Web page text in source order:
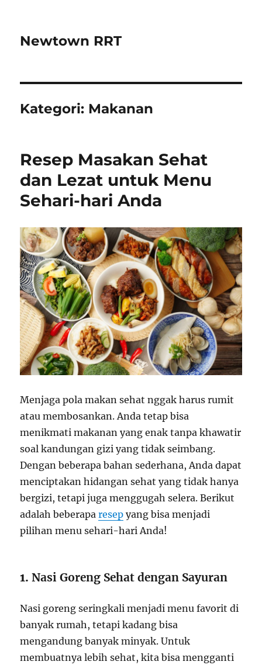
Newtown RRT
Kategori: Makanan
Resep Masakan Sehat
dan Lezat untuk Menu
Sehari-hari Anda
Menjaga pola makan sehat nggak harus rumit
atau membosankan. Anda tetap bisa
menikmati makanan yang enak tanpa khawatir
soal kandungan gizi yang tidak seimbang.
Dengan beberapa bahan sederhana, Anda dapat
menciptakan hidangan sehat yang tidak hanya
bergizi, tetapi juga menggugah selera. Berikut
adalah beberaparesep yang bisa menjadi
pilihan menu sehari-hari Anda!
1.Nasi Goreng Sehat dengan Sayuran
Nasi goreng seringkali menjadi menu favorit di
banyak rumah, tetapi kadang bisa
mengandung banyak minyak. Untuk
membuatnya lebih sehat, kita bisa mengganti